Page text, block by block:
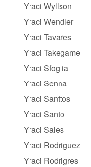
Yraci Wyllson
Yraci Wendler
Yraci Tavares
Yraci Takegame
Yraci Sfoglia
Yraci Senna
Yraci Santtos
Yraci Santo
Yraci Sales
Yraci Rodriguez
Yraci Rodrigres